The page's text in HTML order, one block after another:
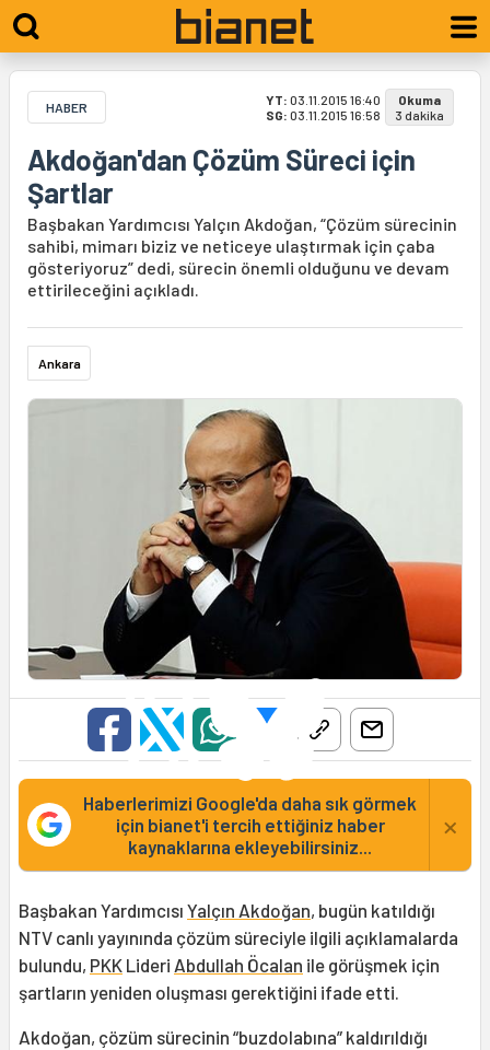
HABER YT: 03.11.2015 16:40
SG: 03.11.2015 16:58
Okuma
3 dakika
Akdoğan'dan Çözüm Süreci için
Şartlar
Başbakan Yardımcısı Yalçın Akdoğan, “Çözüm sürecinin
sahibi, mimarı biziz ve neticeye ulaştırmak için çaba
gösteriyoruz” dedi, sürecin önemli olduğunu ve devam
ettirileceğini açıkladı.
Ankara
Haberlerimizi Google'da daha sık görmek
için bianet'i tercih ettiğiniz haber
kaynaklarına ekleyebilirsiniz...
×
Başbakan Yardımcısı Yalçın Akdoğan, bugün katıldığı
NTV canlı yayınında çözüm süreciyle ilgili açıklamalarda
bulundu, PKK Lideri Abdullah Öcalan ile görüşmek için
şartların yeniden oluşması gerektiğini ifade etti.
Akdoğan, çözüm sürecinin “buzdolabına” kaldırıldığı